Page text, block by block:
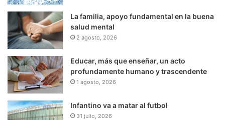
La familia, apoyo fundamental en la buena
salud mental
2 agosto, 2026
Educar, más que enseñar, un acto
profundamente humano y trascendente
1 agosto, 2026
Infantino va a matar al futbol
31 julio, 2026